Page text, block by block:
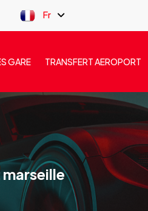
Fr
GARE TRANSFERT AEROPORT
marseille